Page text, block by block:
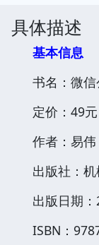
具体描述
基本信息
书名：微
定价：49元
作者：易伟
出版社：
出版日期
ISBN：